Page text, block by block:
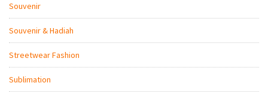
Souvenir
Souvenir & Hadiah
Streetwear Fashion
Sublimation